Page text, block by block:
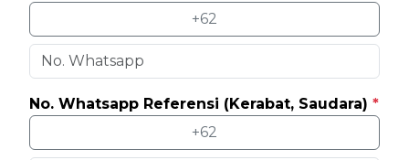
+62
No. Whatsapp Referensi (Kerabat, Saudara) *
+62